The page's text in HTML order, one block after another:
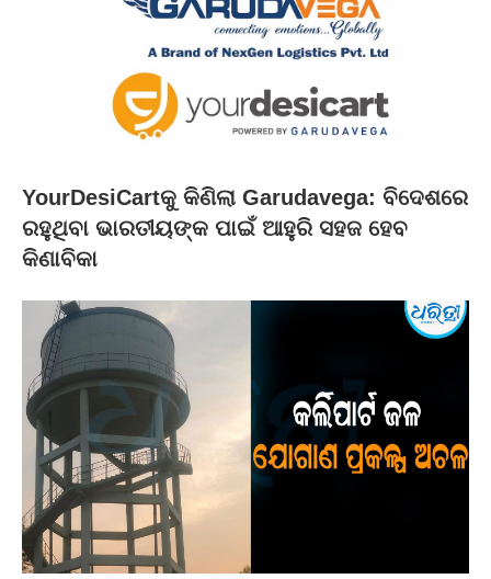
YourDesiCartକୁ କିଣିଲା Garudavega: ବିଦେଶରେ
ରହୁଥିବା ଭାରତୀୟଙ୍କ ପାଇଁ ଆହୁରି ସହଜ ହେବ
କିଣାବିକା